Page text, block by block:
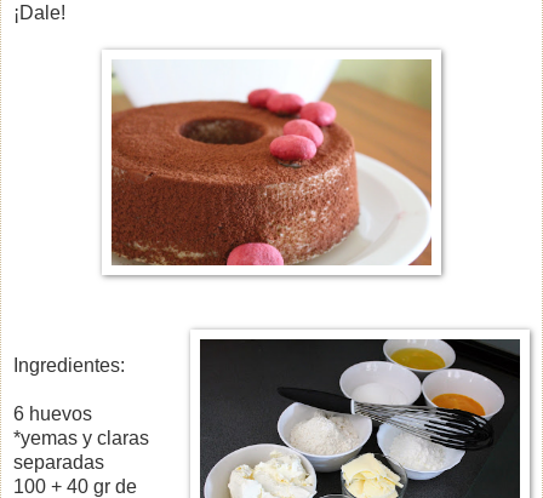
¡Dale!
Ingredientes:
6 huevos
*yemas y claras
separadas
100 + 40 gr de